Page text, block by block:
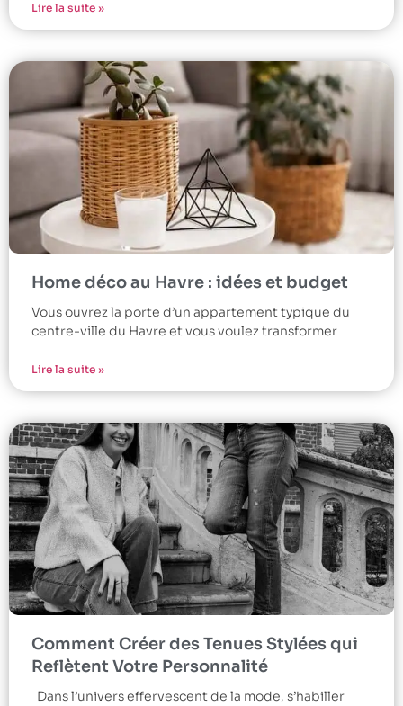
Lire la suite »
Home déco au Havre : idées et budget
Vous ouvrez la porte d’un appartement typique du
centre-ville du Havre et vous voulez transformer
Lire la suite »
Comment Créer des Tenues Stylées qui
Reflètent Votre Personnalité
Dans l’univers effervescent de la mode, s’habiller